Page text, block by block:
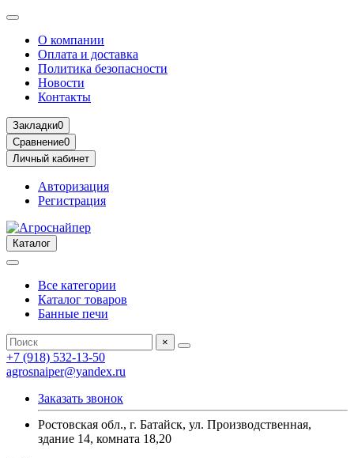
О компании
Оплата и доставка
Политика безопасности
Новости
Контакты
Закладки0
Сравнение0
Личный кабинет
Авторизация
Регистрация
Каталог
Все категории
Каталог товаров
Банные печи
×
+7 (918) 532-13-50
agrosnaiper@yandex.ru
Заказать звонок
Ростовская обл., г. Батайск, ул. Производственная,
здание 14, комната 18,20